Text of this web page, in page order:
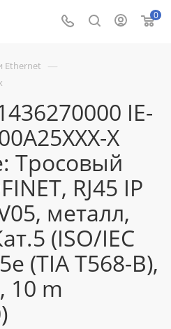
0
Ethernet —
IE-
X
Тросовый
RJ45 IP
металл,
(ISO/IEC
(TIA T568-B),
10 m